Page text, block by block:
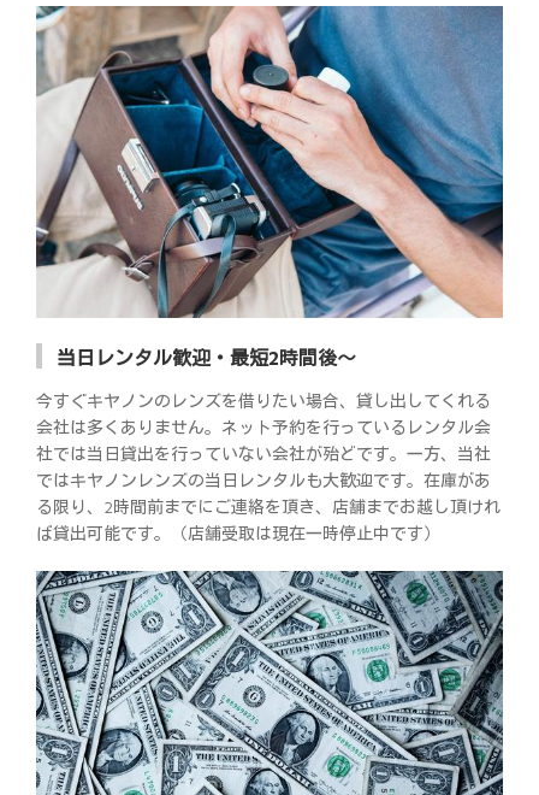
当日レンタル歓迎・最短2時間後～
今すぐキヤノンのレンズを借りたい場合、貸し出してくれる
会社は多くありません。ネット予約を行っているレンタル会
社では当日貸出を行っていない会社が殆どです。一方、当社
ではキヤノンレンズの当日レンタルも大歓迎です。在庫があ
る限り、2時間前までにご連絡を頂き、店舗までお越し頂けれ
ば貸出可能です。（店舗受取は現在一時停止中です）